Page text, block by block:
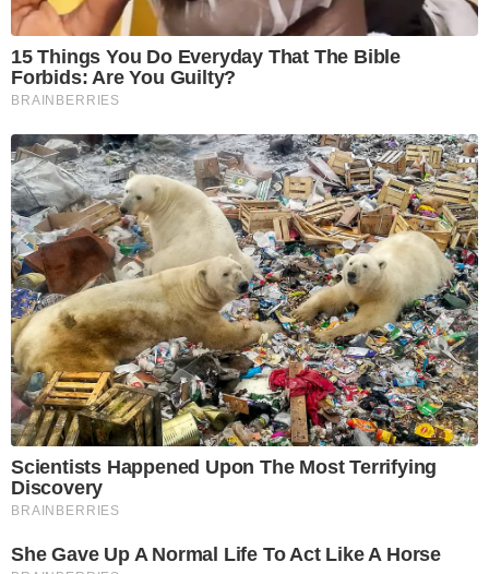
15 Things You Do Everyday That The Bible
Forbids: Are You Guilty?
BRAINBERRIES
Scientists Happened Upon The Most Terrifying
Discovery
BRAINBERRIES
She Gave Up A Normal Life To Act Like A Horse